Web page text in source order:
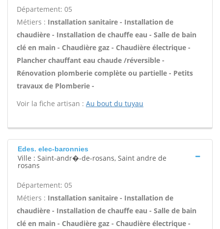
Département: 05
Métiers : Installation sanitaire - Installation de
chaudière - Installation de chauffe eau - Salle de bain
clé en main - Chaudière gaz - Chaudière électrique -
Plancher chauffant eau chaude /réversible -
Rénovation plomberie complète ou partielle - Petits
travaux de Plomberie -
Voir la fiche artisan : Au bout du tuyau
Edes. elec-baronnies
Ville : Saint-andr�-de-rosans, Saint andre de
rosans
Département: 05
Métiers : Installation sanitaire - Installation de
chaudière - Installation de chauffe eau - Salle de bain
clé en main - Chaudière gaz - Chaudière électrique -